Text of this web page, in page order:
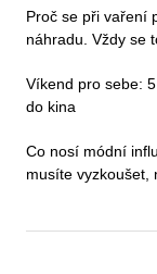
Proč se při vaření
náhradu. Vždy se
Víkend pro sebe:
do kina
Co nosí módní
musíte vyzkoušet,